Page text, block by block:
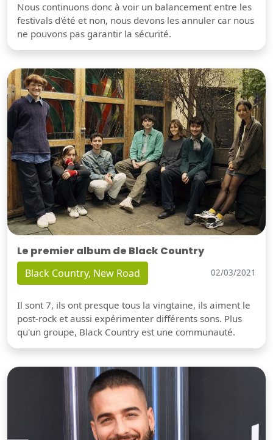
Nous continuons donc à voir un balancement entre les
festivals d'été et non, nous devons les annuler car nous
ne pouvons pas garantir la sécurité.
Le premier album de Black Country
Black Country, New Road 02/03/2021
Il sont 7, ils ont presque tous la vingtaine, ils aiment le
post-rock et aussi expérimenter différents sons. Plus
qu'un groupe, Black Country est une communauté.